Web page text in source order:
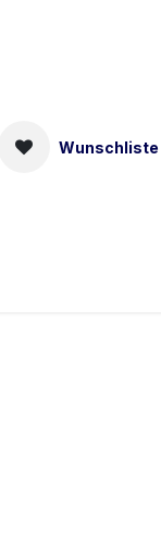
Wunschliste